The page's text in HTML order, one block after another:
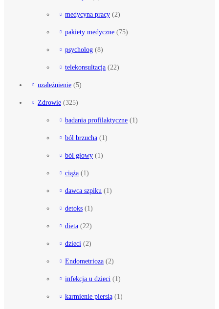
medycyna pracy (2)
pakiety medyczne (75)
psycholog (8)
telekonsultacja (22)
uzależnienie (5)
Zdrowie (325)
badania profilaktyczne (1)
ból brzucha (1)
ból głowy (1)
ciąża (1)
dawca szpiku (1)
detoks (1)
dieta (22)
dzieci (2)
Endometrioza (2)
infekcja u dzieci (1)
karmienie piersią (1)